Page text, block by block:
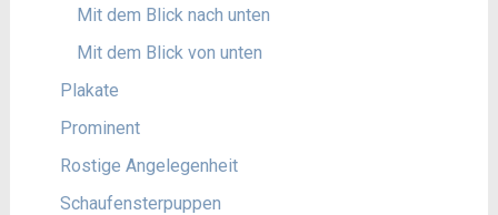
Mit dem Blick nach unten
Mit dem Blick von unten
Plakate
Prominent
Rostige Angelegenheit
Schaufensterpuppen